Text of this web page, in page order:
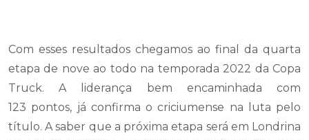
Com esses resultados chegamos ao final da quarta
etapa de nove ao todo na temporada 2022 da Copa
Truck. A liderança bem encaminhada com
123 pontos, já confirma o criciumense na luta pelo
título. A saber que a próxima etapa será em Londrina